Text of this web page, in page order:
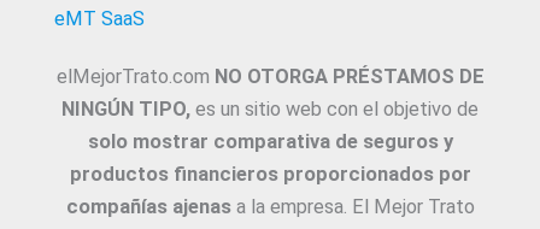
eMT SaaS
elMejorTrato.com NO OTORGA PRÉSTAMOS DE
NINGÚN TIPO, es un sitio web con el objetivo de
solo mostrar comparativa de seguros y
productos financieros proporcionados por
compañías ajenasa la empresa. El Mejor Trato